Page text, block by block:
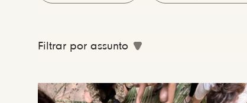
Filtrar por assunto